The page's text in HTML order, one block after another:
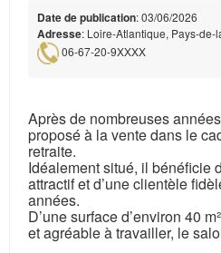
Date de publication: 03/06/2026
Adresse: Loire-Atlantique, Pays-de-
06-67-20-9XXXX
Après de nombreuses
proposé à la vente dans le
retraite.
Idéalement situé, il bénéficie
attractif et d’une clientèle
années.
D’une surface d’environ 40
et agréable à travailler, le